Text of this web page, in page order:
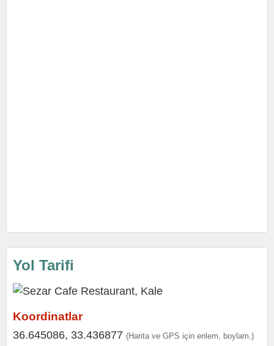
Yol Tarifi
Koordinatlar
36.645086, 33.436877 (Harita ve GPS için enlem, boylam.)